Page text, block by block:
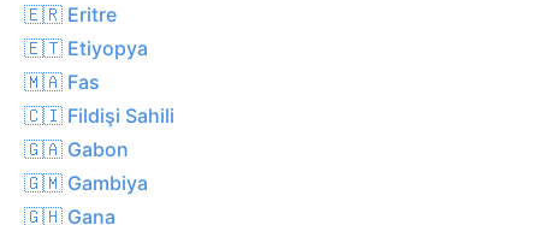
🇪🇷 Eritre
🇪🇹 Etiyopya
🇲🇦 Fas
🇨🇮 Fildişi Sahili
🇬🇦 Gabon
🇬🇲 Gambiya
🇬🇭 Gana